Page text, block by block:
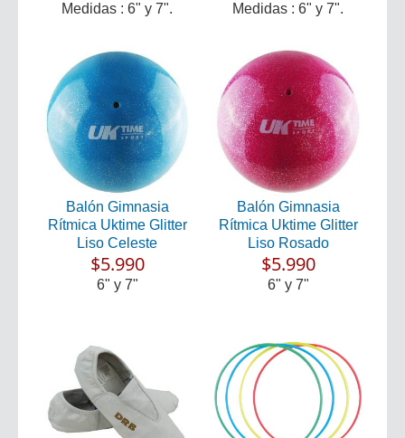
Medidas : 6" y 7".
Medidas : 6" y 7".
Balón Gimnasia
Rítmica Uktime Glitter
Liso Celeste
$5.990
6" y 7"
Balón Gimnasia
Rítmica Uktime Glitter
Liso Rosado
$5.990
6" y 7"